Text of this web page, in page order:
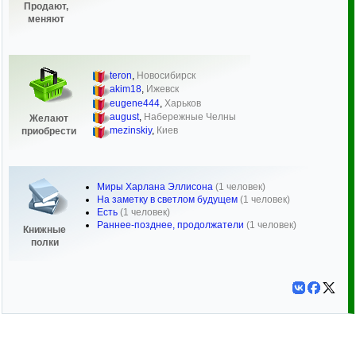
Продают,
меняют
Желают
приобрести
teron, Новосибирск
akim18, Ижевск
eugene444 Харьков
august, Набережные Челны
mezinskiy, Киев
Книжные
полки
Миры Харлана Эллисона (1 человек)
На заметку в светлом будущем (1 человек)
Есть (1 человек)
Раннее-позднее, продолжатели (1 человек)